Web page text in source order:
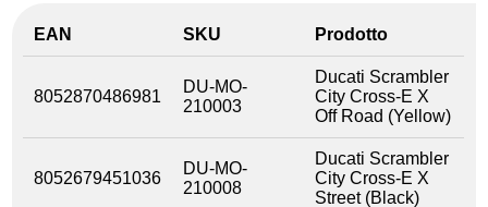
EAN SKU Prodotto
8052870486981
DU-MO-
210003
Ducati Scrambler
City Cross-E X
Off Road (Yellow)
8052679451036
DU-MO-
210008
Ducati Scrambler
City Cross-E X
Street (Black)